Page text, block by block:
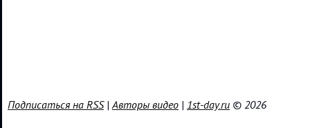
Подписаться на RSS|Авторы видео | 1st-day.ru © 2026